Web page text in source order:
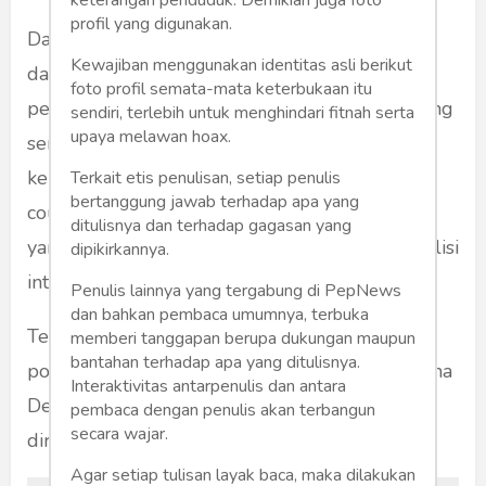
Dalam situasi seperti ini, Prabowo nampak
dalam kegamangan lantaran dihadapkan pada
performa politik lawan tandingnya (Jokowi) yang
semakin kemari kian memukau, meraup
kemenangan pemilu (setidaknya) versi quick
count mayoritas lembaga survei independen
yang sudah terdaftar di KPU, dan retaknya koalisi
internal Prabowo.
Tentu saja, situasi ini bisa dibaca dari dinamika
politik yang berkembang belakangan ini, dimana
Demokrat dan PAN mulai rajin menampakkan
diri di Istana Negara.
profil yang digunakan.
Kewajiban menggunakan identitas asli berikut
foto profil semata-mata keterbukaan itu
sendiri, terlebih untuk menghindari fitnah serta
upaya melawan hoax.
Terkait etis penulisan, setiap penulis
bertanggung jawab terhadap apa yang
ditulisnya dan terhadap gagasan yang
dipikirkannya.
Penulis lainnya yang tergabung di PepNews
dan bahkan pembaca umumnya, terbuka
memberi tanggapan berupa dukungan maupun
bantahan terhadap apa yang ditulisnya.
Interaktivitas antarpenulis dan antara
pembaca dengan penulis akan terbangun
secara wajar.
Agar setiap tulisan layak baca, maka dilakukan